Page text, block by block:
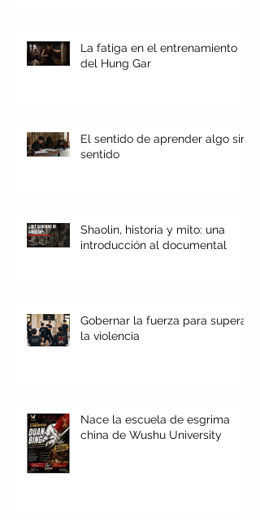
La fatiga en el entrenamiento
del Hung Gar
El sentido de aprender algo sin
sentido
Shaolin, historia y mito: una
introducción al documental
Gobernar la fuerza para superar
la violencia
Nace la escuela de esgrima
china de Wushu University